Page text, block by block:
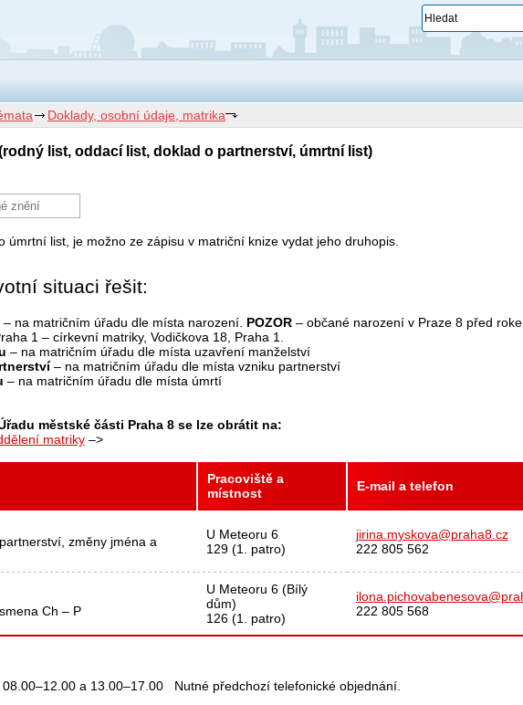
Doklady, osobní údaje, matrika
list, oddací list, doklad o partnerství, úmrtní list)
znění
úmrtní list, je možno ze zápisu v matriční knize vydat jeho druhopis.
situaci řešit:
– na matričním úřadu dle místa narození. POZOR– občané narození v Praze 8 před
1 – církevní matriky, Vodičkova 18, Praha 1.
– na matričním úřadu dle místa uzavření manželství
– na matričním úřadu dle místa vzniku partnerství
– na matričním úřadu dle místa úmrtí
městské části Praha 8 se lze obrátit na:
matriky–>
Pracoviště a
místnost
E-mail a telefon
změny jména a
U Meteoru 6
129 (1. patro)
jirina.myskova@praha8.cz
222 805 562
Ch – P
U Meteoru 6 (Bílý
dům)
126 (1. patro)
222 805 568
a 13.00–17.00 Nutné předchozí telefonické objednání.